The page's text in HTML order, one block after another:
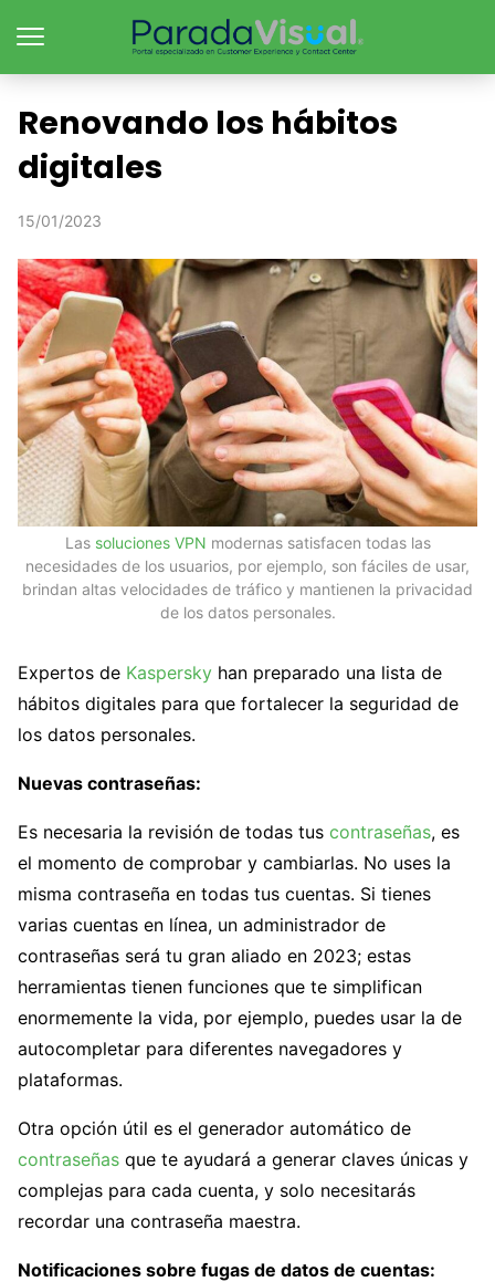
Renovando los hábitos
digitales
15/01/2023
Las soluciones VPN modernas satisfacen todas las
necesidades de los usuarios, por ejemplo, son fáciles de usar,
brindan altas velocidades de tráfico y mantienen la privacidad
de los datos personales.
Expertos de Kaspersky han preparado una lista de
hábitos digitales para que fortalecer la seguridad de
los datos personales.
Nuevas contraseñas:
Es necesaria la revisión de todas tus contraseñas, es
el momento de comprobar y cambiarlas. No uses la
misma contraseña en todas tus cuentas. Si tienes
varias cuentas en línea, un administrador de
contraseñas será tu gran aliado en 2023; estas
herramientas tienen funciones que te simplifican
enormemente la vida, por ejemplo, puedes usar la de
autocompletar para diferentes navegadores y
plataformas.
Otra opción útil es el generador automático de
contraseñas que te ayudará a generar claves únicas y
complejas para cada cuenta, y solo necesitarás
recordar una contraseña maestra.
Notificaciones sobre fugas de datos de cuentas: